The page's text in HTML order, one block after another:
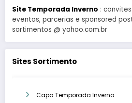
Site Temporada Inverno :
eventos, parcerias e sponsored
sortimentos @ yahoo.com.br
Sites Sortimento
Capa Temporada Inverno